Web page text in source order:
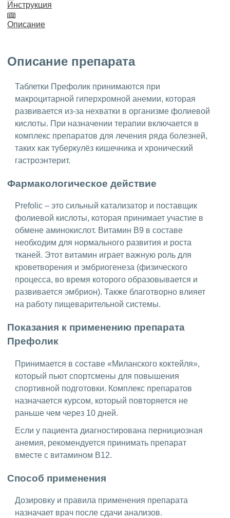
Инструкция
Описание
Описание препарата
Таблетки Префолик принимаются при
макроцитарной гиперхромной анемии, которая
развивается из-за нехватки в организме фолиевой
кислоты. При назначении терапии включается в
комплекс препаратов для лечения ряда болезней,
таких как туберкулёз кишечника и хронический
гастроэнтерит.
Фармакологическое действие
Prefolic – это сильный катализатор и поставщик
фолиевой кислоты, которая принимает участие в
обмене аминокислот. Витамин B9 в составе
необходим для нормального развития и роста
тканей. Этот витамин играет важную роль для
кроветворения и эмбриогенеза (физического
процесса, во время которого образовывается и
развивается эмбрион). Также благотворно влияет
на работу пищеварительной системы.
Показания к применению препарата
Префолик
Принимается в составе «Миланского коктейля»,
который пьют спортсмены для повышения
спортивной подготовки. Комплекс препаратов
назначается курсом, который повторяется не
раньше чем через 10 дней.
Если у пациента диагностирована пернициозная
анемия, рекомендуется принимать препарат
вместе с витамином B12.
Способ применения
Дозировку и правила применения препарата
назначает врач после сдачи анализов.